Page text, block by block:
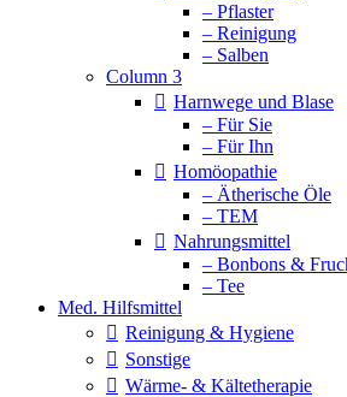
– Pflaster
– Reinigung
– Salben
Column 3
Harnwege und Blase
– Für Sie
– Für Ihn
Homöopathie
– Ätherische Öle
– TEM
Nahrungsmittel
– Bonbons &
– Tee
Med. Hilfsmittel
Reinigung & Hygiene
Sonstige
Wärme- & Kältetherapie